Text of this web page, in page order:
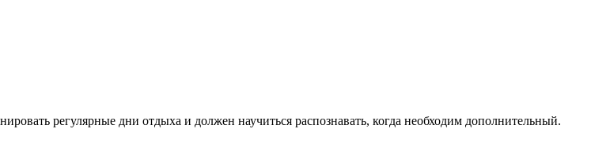
регулярные дни отдыха и должен научиться распознавать, когда необходим дополнительный.